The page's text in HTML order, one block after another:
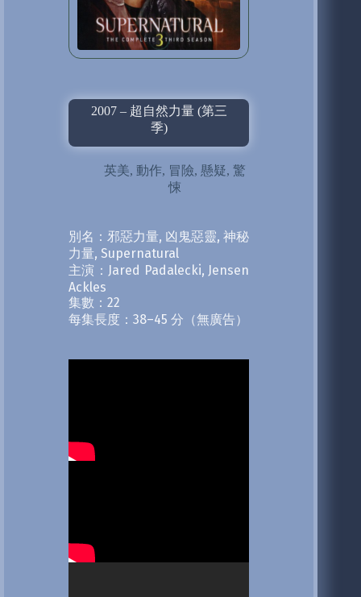
2007 – 超自然力量 (第三
季)
英美,動作, 冒險,懸疑,驚
悚
別名：邪惡力量, 凶鬼惡靈, 神秘
力量, Supernatural
主演：Jared Padalecki, Jensen
Ackles
集數：22
每集長度：38–45 分（無廣告）